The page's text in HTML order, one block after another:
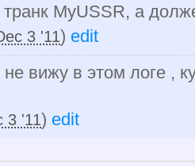
транк MyUSSR, а
3 '11) edit
не вижу в этом логе ,
3 '11) edit